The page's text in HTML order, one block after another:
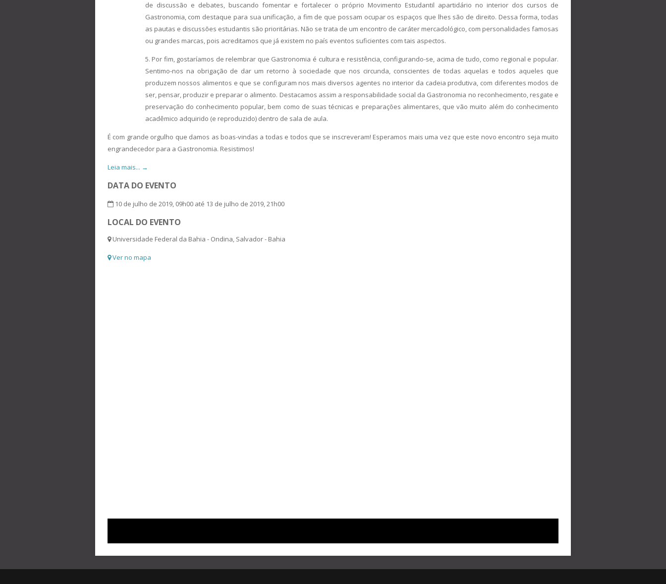
de discussão e debates, buscando fomentar e fortalecer o próprio Movimento Estudantil apartidário no interior dos cursos de
Gastronomia, com destaque para sua unificação, a fim de que possam ocupar os espaços que lhes são de direito. Dessa forma, todas
as pautas e discussões estudantis são prioritárias. Não se trata de um encontro de caráter mercadológico, com personalidades famosas
ou grandes marcas, pois acreditamos que já existem no país eventos suficientes com tais aspectos.
5. Por fim, gostaríamos de relembrar que Gastronomia é cultura e resistência, configurando-se, acima de tudo, como regional e popular.
Sentimo-nos na obrigação de dar um retorno à sociedade que nos circunda, conscientes de todas aquelas e todos aqueles que
produzem nossos alimentos e que se configuram nos mais diversos agentes no interior da cadeia produtiva, com diferentes modos de
ser, pensar, produzir e preparar o alimento. Destacamos assim a responsabilidade social da Gastronomia no reconhecimento, resgate e
preservação do conhecimento popular, bem como de suas técnicas e preparações alimentares, que vão muito além do conhecimento
acadêmico adquirido (e reproduzido) dentro de sala de aula.
É com grande orgulho que damos as boas-vindas a todas e todos que se inscreveram! Esperamos mais uma vez que este novo encontro seja muito
engrandecedor para a Gastronomia. Resistimos!
Leia mais... →
DATA DO EVENTO
10 de julho de 2019, 09h00 até 13 de julho de 2019, 21h00
LOCAL DO EVENTO
Universidade Federal da Bahia - Ondina, Salvador - Bahia
Ver no mapa